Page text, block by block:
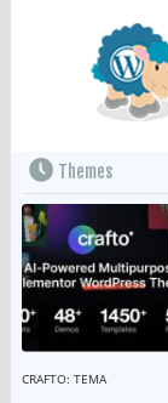
Themes
CRAFTO: TEMA